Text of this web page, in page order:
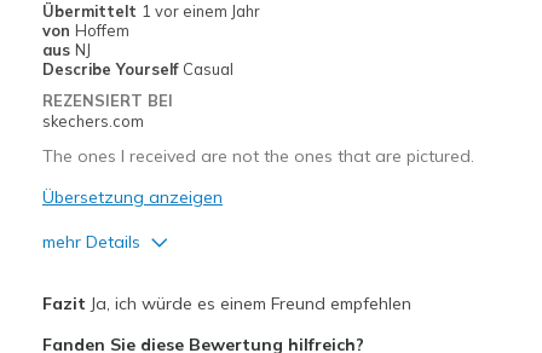
Übermittelt 1 vor einem Jahr
von Hoffem
aus NJ
Describe Yourself Casual
REZENSIERT BEI
skechers.com
The ones I received are not the ones that are pictured.
Übersetzung anzeigen
mehr Details
Fazit Ja, ich würde es einem Freund empfehlen
Fanden Sie diese Bewertung hilfreich?